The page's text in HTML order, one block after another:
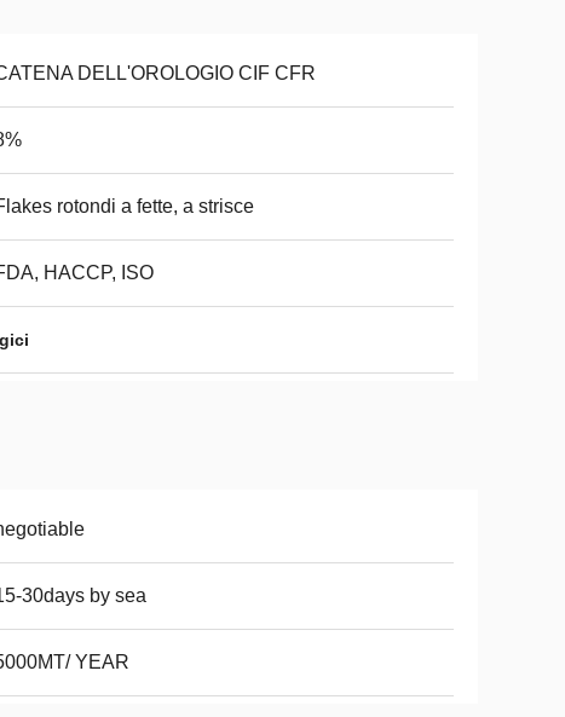
DELL'OROLOGIO CIF CFR
rotondi a fette, a strisce
HACCP, ISO
30days by sea
YEAR